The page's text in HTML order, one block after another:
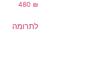
480 ₪
לתרומה